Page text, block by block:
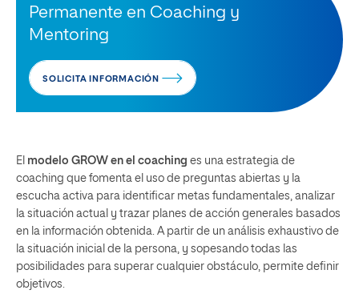
Permanente en Coaching y
Mentoring
SOLICITA INFORMACIÓN
El modelo GROW en el coaching es una estrategia de
coaching que fomenta el uso de preguntas abiertas y la
escucha activa para identificar metas fundamentales, analizar
la situación actual y trazar planes de acción generales basados
en la información obtenida. A partir de un análisis exhaustivo de
la situación inicial de la persona, y sopesando todas las
posibilidades para superar cualquier obstáculo, permite definir
objetivos.